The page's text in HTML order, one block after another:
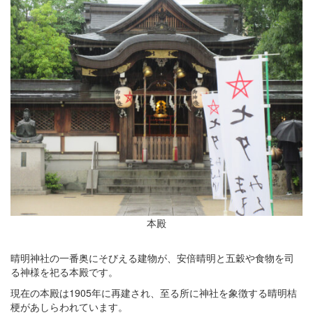
本殿
晴明神社の一番奥にそびえる建物が、安倍晴明と五穀や食物を司
る神様を祀る本殿です。
現在の本殿は1905年に再建され、至る所に神社を象徴する晴明桔
梗があしらわれています。